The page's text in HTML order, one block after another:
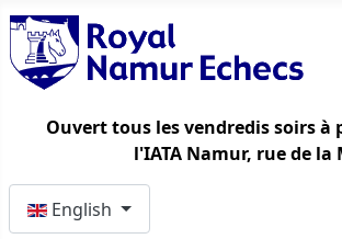
Ouvert tous les vendredis soirs à
l'IATA Namur, rue de la
English